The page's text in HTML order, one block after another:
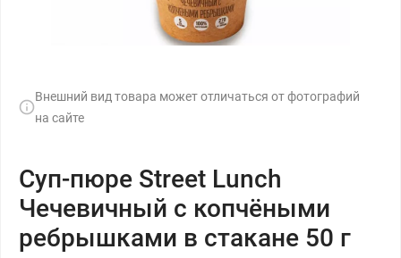
Внешний вид товара может отличаться от фотографий
на сайте
Суп-пюре Street Lunch
Чечевичный с копчёными
ребрышками в стакане 50 г